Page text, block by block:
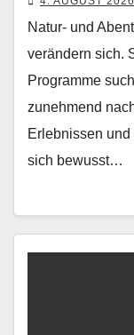
Natur- und
verän­dern sich.
Pro­gramme
zunehmend
Erleb­nis­sen
sich bewusst…